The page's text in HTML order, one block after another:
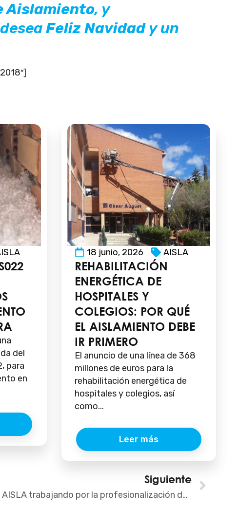
Aislamiento, y
Feliz Navidady un
del
para
en
18 junio, 2026 AISLA
REHABILITACIÓN
ENERGÉTICA DE
HOSPITALES Y
COLEGIOS: POR QUÉ
EL AISLAMIENTO DEBE
IR PRIMERO
El anuncio de una línea de 368
millones de euros para la
rehabilitación energética de
hospitales y colegios, así
como...
Leer más
Siguiente
Un año de AISLA trabajando por la profesionalización del Instalador de Aislamiento